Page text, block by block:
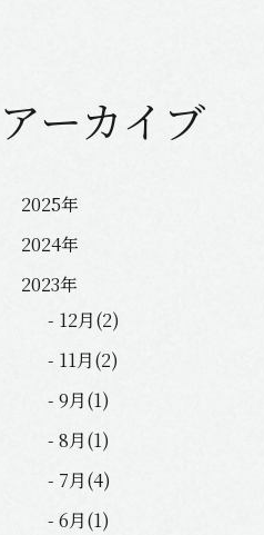
アーカイブ
2025年
2024年
2023年
- 12月(2)
- 11月(2)
- 9月(1)
- 8月(1)
- 7月(4)
- 6月(1)